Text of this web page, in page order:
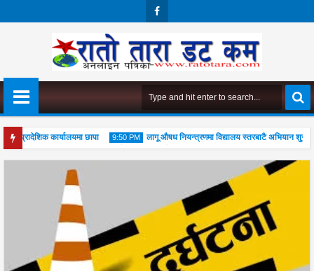
Boo
प्रादेशिक कार्यालयमा छापा 9:50 PM
04 Aug
2026
लागू औषध नियन्त्रणमा विद्यालय स्तरबाटै अभियान शुरु
महोत्सव सम्पन्न, आध्यात्मिक जीवनशैली अपनाउन जोड